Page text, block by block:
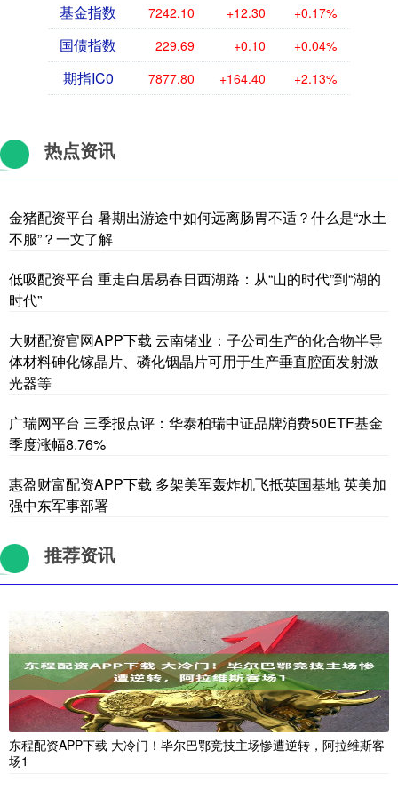
基金指数 7242.10 +12.30 +0.17%
国债指数 229.69 +0.10 +0.04%
期指IC0 7877.80 +164.40 +2.13%
热点资讯
金猪配资平台 暑期出游途中如何远离肠胃不适？什么是“水土
不服”？一文了解
低吸配资平台 重走白居易春日西湖路：从“山的时代”到“湖的
时代”
大财配资官网APP下载 云南锗业：子公司生产的化合物半导
体材料砷化镓晶片、磷化铟晶片可用于生产垂直腔面发射激
光器等
广瑞网平台 三季报点评：华泰柏瑞中证品牌消费50ETF基金
季度涨幅8.76%
惠盈财富配资APP下载 多架美军轰炸机飞抵英国基地 英美加
强中东军事部署
推荐资讯
东程配资APP下载 大冷门！毕尔巴鄂竞技主场惨遭逆转，阿拉维斯客
场1